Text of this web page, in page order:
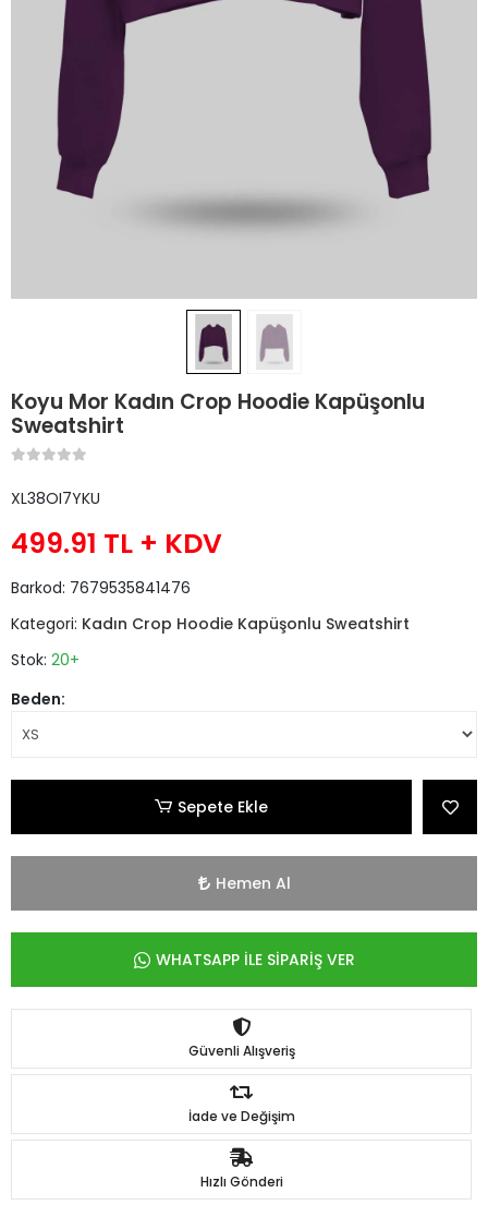
Koyu Mor Kadın Crop Hoodie Kapüşonlu
Sweatshirt
XL38OI7YKU
499.91 TL + KDV
Barkod: 7679535841476
Kategori: Kadın Crop Hoodie Kapüşonlu Sweatshirt
Stok: 20+
Beden:
Sepete Ekle
Hemen Al
WHATSAPP İLE SİPARİŞ VER
Güvenli Alışveriş
İade ve Değişim
Hızlı Gönderi